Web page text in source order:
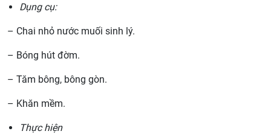
Dụng cụ:
– Chai nhỏ nước muối sinh lý.
– Bóng hút đờm.
– Tăm bông, bông gòn.
– Khăn mềm.
Thực hiện